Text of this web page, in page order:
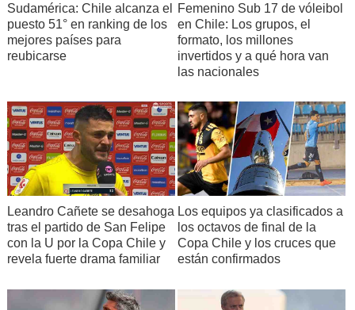
Sudamérica: Chile alcanza el
puesto 51° en ranking de los
mejores países para
reubicarse
Femenino Sub 17 de vóleibol
en Chile: Los grupos, el
formato, los millones
invertidos y a qué hora van
las nacionales
Leandro Cañete se desahoga
tras el partido de San Felipe
con la U por la Copa Chile y
revela fuerte drama familiar
Los equipos ya clasificados a
los octavos de final de la
Copa Chile y los cruces que
están confirmados